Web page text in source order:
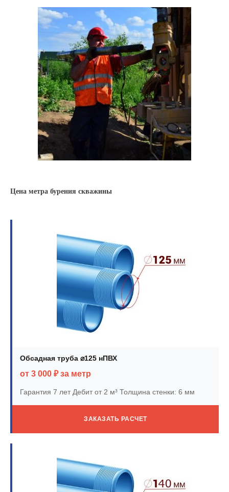
Цена метра бурения скважины
Обсадная труба ⌀125 нПВХ
от 3 000 ₽ за метр
Гарантия 7 летДебит от 2 м³ Толщина стенки: 6 мм
ЗАКАЗАТЬ РАСЧЕТ